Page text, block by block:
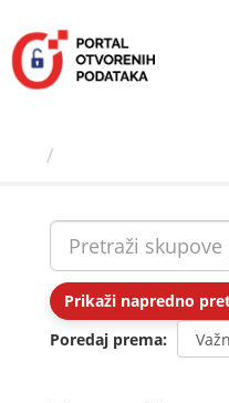
sadržaj
Prikaži napredno
Poredaj prema